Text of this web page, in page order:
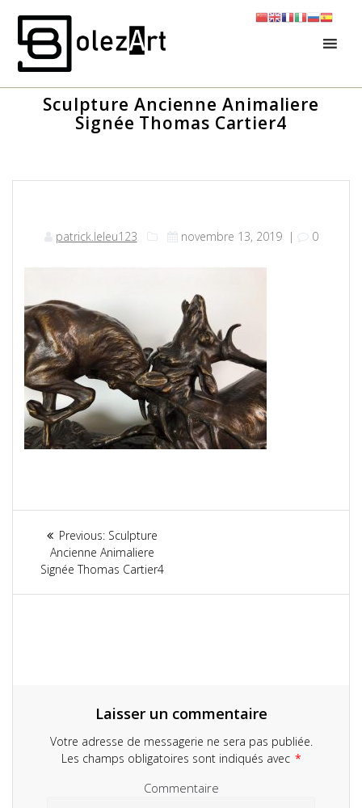
Sculpture Ancienne Animaliere
Signée Thomas Cartier4
patrick.leleu123 novembre 13, 2019| 0
Navigation
de
l’article
Previous: Previous
post:
Sculpture
Ancienne Animaliere
Signée Thomas Cartier4
Laisser un commentaire
Votre adresse de messagerie ne sera pas publiée.
Les champs obligatoires sont indiqués avec *
Commentaire